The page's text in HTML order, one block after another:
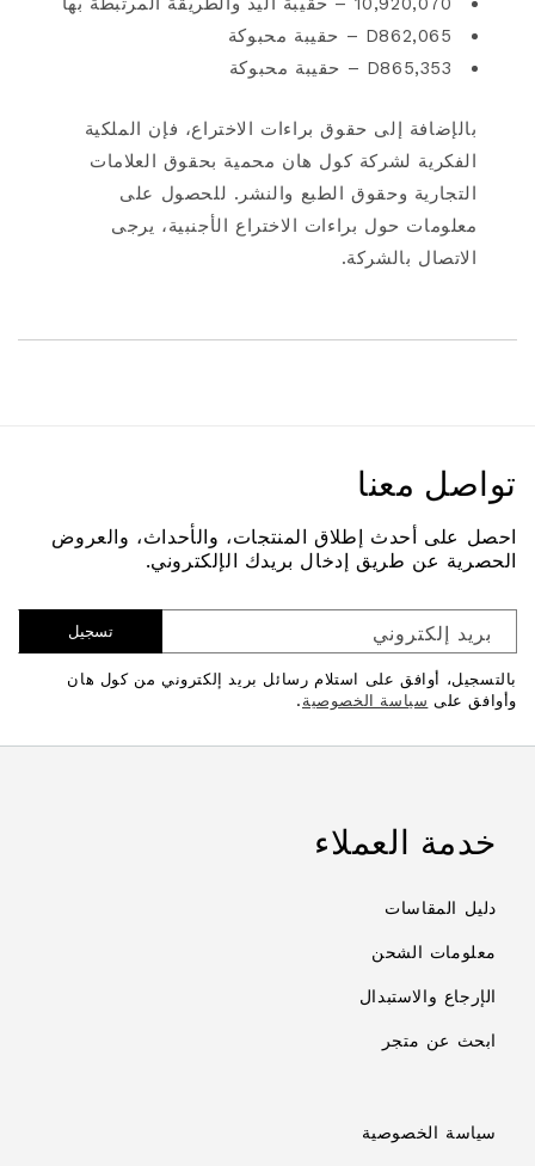
D862,065 – حقيبة محبوكة
D865,353 – حقيبة محبوكة
بالإضافة إلى حقوق براءات الاختراع، فإن الملكية
الفكرية لشركة كول هان محمية بحقوق العلامات
التجارية وحقوق الطبع والنشر. للحصول على
معلومات حول براءات الاختراع الأجنبية، يرجى
الاتصال بالشركة.
تواصل معنا
احصل على أحدث إطلاق المنتجات، والأحداث، والعروض
الحصرية عن طريق إدخال بريدك الإلكتروني.
بريد إلكتروني تسجيل
بالتسجيل، أوافق على استلام رسائل بريد إلكتروني من كول هان
وأوافق على سياسة الخصوصية .
خدمة العملاء
دليل المقاسات
معلومات الشحن
الإرجاع والاستبدال
ابحث عن متجر
سياسة الخصوصية